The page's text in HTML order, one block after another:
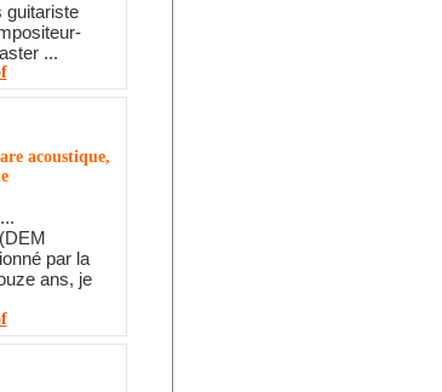
guitariste
...
acoustique,
par la
ans, je